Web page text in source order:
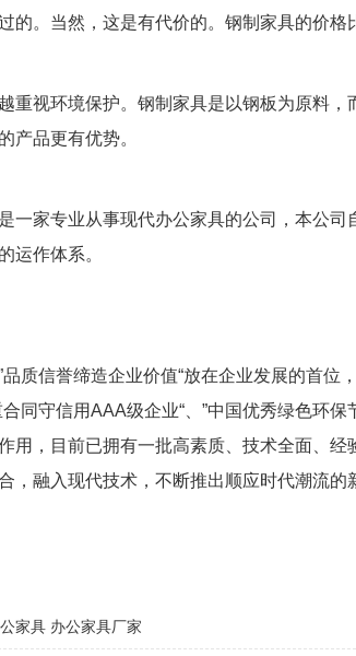
的。当然，这是有代价的。钢制家具的价格
重视环境保护。钢制家具是以钢板为原料
产品更有优势。
一家专业从事现代办公家具的公司，本公
运作体系。
质信誉缔造企业价值“放在企业发展的首
同守信用AAA级企业“、”中国优秀绿色环
用，目前已拥有一批高素质、技术全面、
，融入现代技术，不断推出顺应时代潮流的
家具 办公家具厂家